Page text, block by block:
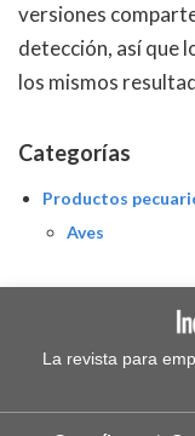
versiones
detección, así que
los mismos
Categorías
Productos
Aves
La revista para